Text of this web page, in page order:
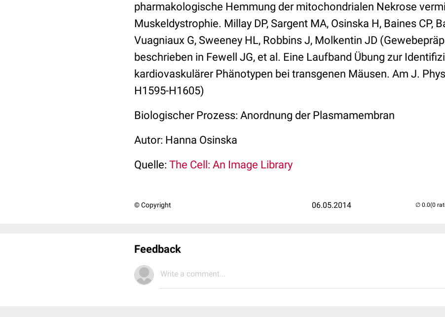
pharmakologische Hemmung der mitochondrialen Nekrose
Muskeldystrophie. Millay DP, Sargent MA, Osinska H, Baines CP,
Vuagniaux G, Sweeney HL, Robbins J, Molkentin JD
beschrieben in Fewell JG, et al. Eine Laufband Übung zur
kardiovaskulärer Phänotypen bei transgenen Mäusen. Am J.
H1595-H1605)
Biologischer Prozess: Anordnung der Plasmamembran
Autor: Hanna Osinska
Quelle: The Cell: An Image Library
© Copyright 06.05.2014 (0
Feedback
Write a comment...